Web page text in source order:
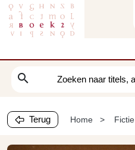
search
Terug Home Fictie